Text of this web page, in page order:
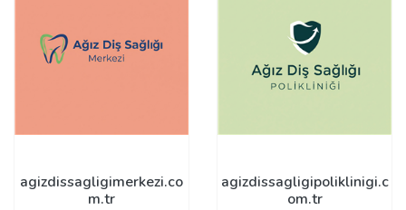
agizdissagligimerkezi.co
m.tr
agizdissagligipoliklinigi.c
om.tr